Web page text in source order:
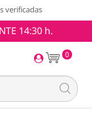
verificadas
14:30 h.
0